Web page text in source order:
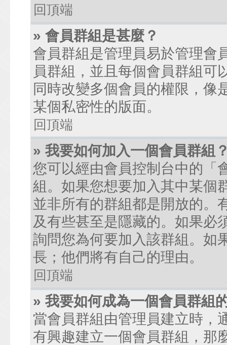
回頂端
» 會員群組是甚麼？
會員群組是管理員易於管理會
員群組，並且每個會員群組可
同時改變多個會員的權限，像
某個私密性的版面。
回頂端
» 我要如何加入一個會員群組
您可以經由會員控制台中的「
組。如果您想要加入其中某個
並非所有的群組都是開放的。
及有些甚至是隱藏的。如果必
詢問您為何要加入該群組。如
長；他們將有自己的理由。
回頂端
» 我要如何成為一個會員群組
當會員群組由管理員建立時，
有興趣建立一個會員群組，那